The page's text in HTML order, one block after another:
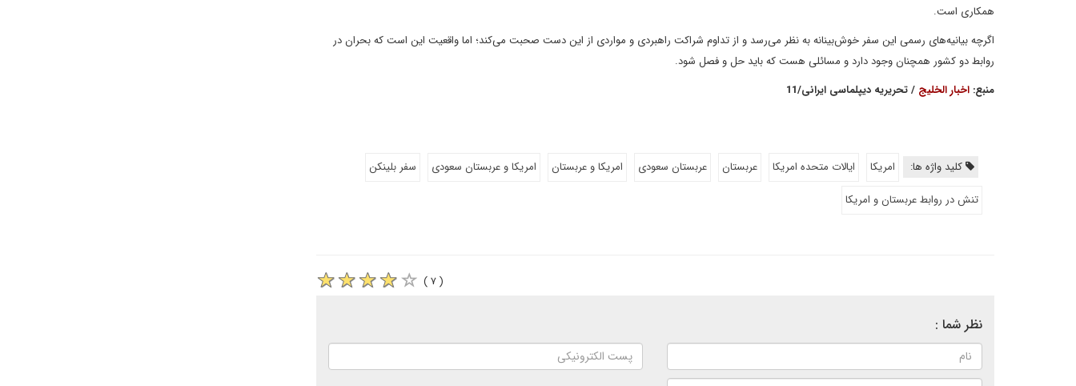
همکاری است.
اگرچه بیانیه‌های رسمی این سفر خوش‌بینانه به نظر می‌رسد و از تداوم شراکت راهبردی و مواردی از این دست صحبت می‌کند؛ اما واقعیت این است که بحران در
روابط دو کشور همچنان وجود دارد و مسائلی هست که باید حل و فصل شود.
منبع: اخبار الخلیج / تحریریه دیپلماسی ایرانی/11
کلید واژه ها: امریکا ایالات متحده امریکا عربستان عربستان سعودی امریکا و عربستان امریکا و عربستان سعودی
سفر بلینکن
تنش در روابط عربستان و امریکا
( ۷ )
نظر شما :